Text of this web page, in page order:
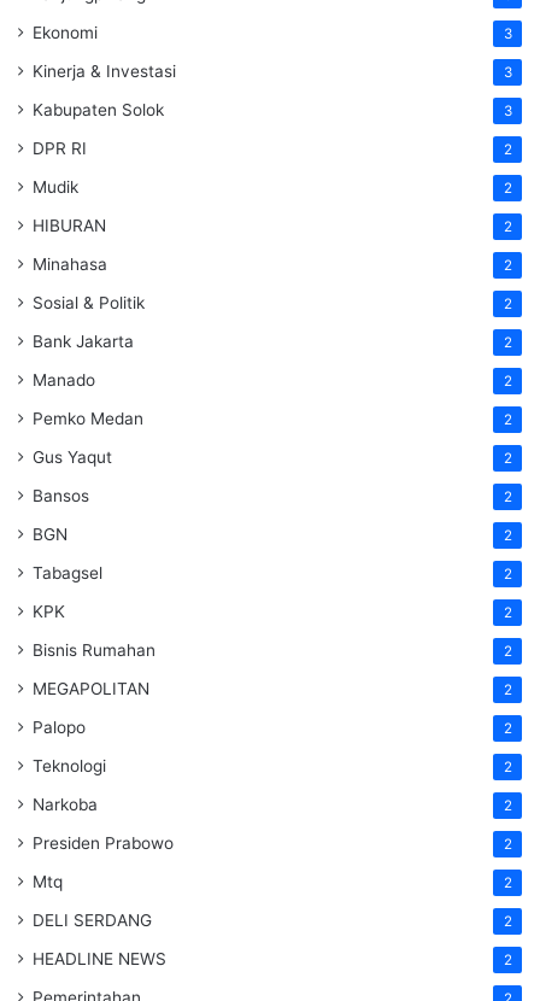
Ekonomi 3
Kinerja & Investasi 3
Kabupaten Solok 3
DPR RI 2
Mudik 2
HIBURAN 2
Minahasa 2
Sosial & Politik 2
Bank Jakarta 2
Manado 2
Pemko Medan 2
Gus Yaqut 2
Bansos 2
BGN 2
Tabagsel 2
KPK 2
Bisnis Rumahan 2
MEGAPOLITAN 2
Palopo 2
Teknologi 2
Narkoba 2
Presiden Prabowo 2
Mtq 2
DELI SERDANG 2
HEADLINE NEWS 2
Pemerintahan